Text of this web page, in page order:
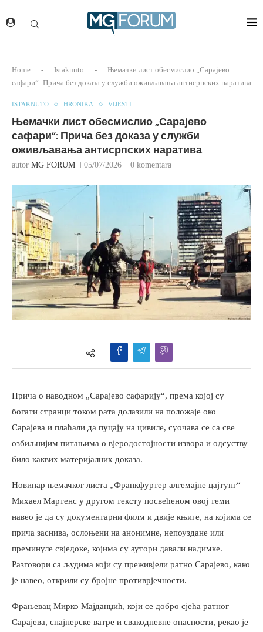
Home - Istaknuto -
Њемачки лист обесмислио „Сарајево
сафари“: Прича без доказа у служби оживљавања антисрпских наратива
ISTAKNUTO HRONIKA VIJESTI
Њемачки лист обесмислио „Сарајево
сафари“: Прича без доказа у служби
оживљавања антисрпских наратива
autor MG FORUM 05/07/2026 0 komentara
Прича о наводном „Сарајево сафарију“, према којој су
богати странци током рата долазили на положаје око
Сарајева и плаћали да пуцају на цивиле, суочава се са све
озбиљнијим питањима о вјеродостојности извора и одсуству
било каквих материјалних доказа.
Новинар њемачког листа „Франкфуртер алгемајне цајтунг“
Михаел Мартенс у другом тексту посвећеном овој теми
навео је да су документарни филм и двије књиге, на којима се
прича заснива, ослоњени на анонимне, непоуздане или
преминуле свједоке, којима су аутори давали надимке.
Разговори са људима који су преживјели ратно Сарајево, како
је навео, открили су бројне противрјечности.
Фрањевац Мирко Мајданџић, који се добро сјећа ратног
Сарајева, снајперске ватре и свакодневне опасности, рекао је